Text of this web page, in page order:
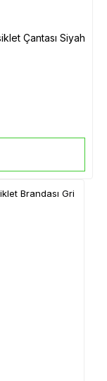
Çantası Siyah